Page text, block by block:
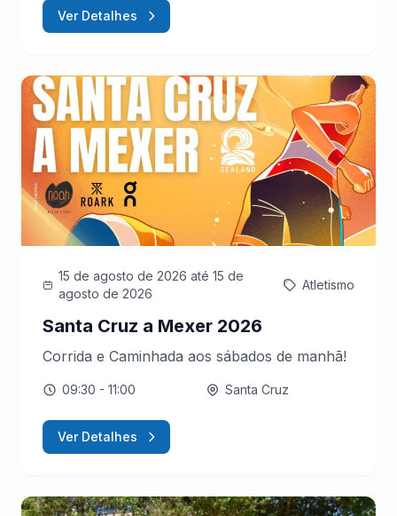
Ver Detalhes
15 de agosto de 2026 até 15 de
agosto de 2026
Atletismo
Santa Cruz a Mexer 2026
Corrida e Caminhada aos sábados de manhã!
09:30 - 11:00 Santa Cruz
Ver Detalhes